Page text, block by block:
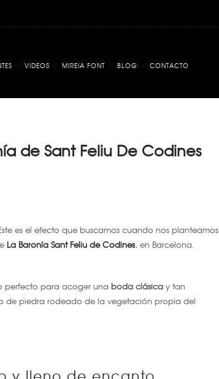
VIDEOS MIREIA FONT BLOG CONTACTO
de Sant Feliu De Codines
es el efecto que buscamos cuando nos planteamos
La Baronía Sant Feliu de Codines, en Barcelona.
perfecto para acoger una boda clásica y tan
de piedra rodeado de la vegetación propia del